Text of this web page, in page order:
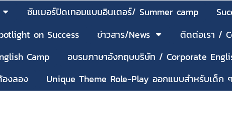
ซัมเมอร์ปิดเทอมแบบอินเตอร์/ Summer camp
on Success ข่าวสาร/News ติดต่อเรา /
Camp
อบรมภาษาอังกฤษบริษัท / Corporate
งลอง
Unique Theme Role-Play ออกแบบสำหรับเด็ก ๆ